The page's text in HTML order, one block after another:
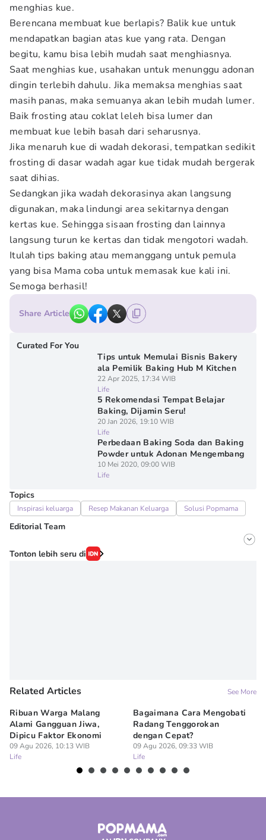
menghias kue.
Berencana membuat kue berlapis? Balik kue untuk
mendapatkan bagian atas kue yang rata. Dengan
begitu, kamu bisa lebih mudah saat menghiasnya.
Saat menghias kue, usahakan untuk menunggu adonan
dingin terlebih dahulu. Jika memaksa menghias saat
masih panas, maka semuanya akan lebih mudah lumer.
Baik frosting atau coklat leleh bisa lumer dan
membuat kue lebih basah dari seharusnya.
Jika menaruh kue di wadah dekorasi, tempatkan sedikit
frosting di dasar wadah agar kue tidak mudah bergerak
saat dihias.
Sedangkan jika wadah dekorasinya akan langsung
digunakan, maka lindungi area sekitarnya dengan
kertas kue. Sehingga sisaan frosting dan lainnya
langsung turun ke kertas dan tidak mengotori wadah.
Itulah tips baking atau memanggang untuk pemula
yang bisa Mama coba untuk memasak kue kali ini.
Semoga berhasil!
Share Article
Curated For You
Tips untuk Memulai Bisnis Bakery
ala Pemilik Baking Hub M Kitchen
22 Apr 2025, 17:34 WIB
Life
5 Rekomendasi Tempat Belajar
Baking, Dijamin Seru!
20 Jan 2026, 19:10 WIB
Life
Perbedaan Baking Soda dan Baking
Powder untuk Adonan Mengembang
10 Mei 2020, 09:00 WIB
Life
Topics
Inspirasi keluarga Resep Makanan Keluarga Solusi Popmama
Editorial Team
Editor
Irma ediarti mardiyah
Tonton lebih seru di
Related Articles See More
Ribuan Warga Malang
Alami Gangguan Jiwa,
Dipicu Faktor Ekonomi
09 Agu 2026, 10:13 WIB
Life
Bagaimana Cara Mengobati
Radang Tenggorokan
dengan Cepat?
09 Agu 2026, 09:33 WIB
Life